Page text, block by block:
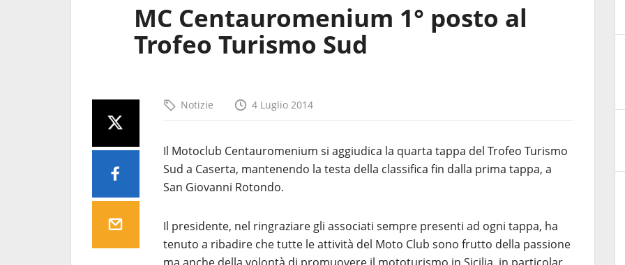
MC Centauromenium 1° posto al
Trofeo Turismo Sud
Notizie 4 Luglio 2014
Il Motoclub Centauromenium si aggiudica la quarta tappa del Trofeo Turismo
Sud a Caserta, mantenendo la testa della classifica fin dalla prima tappa, a
San Giovanni Rotondo.
Il presidente, nel ringraziare gli associati sempre presenti ad ogni tappa, ha
tenuto a ribadire che tutte le attività del Moto Club sono frutto della passione
ma anche della volontà di promuovere il mototurismo in Sicilia, in particolar